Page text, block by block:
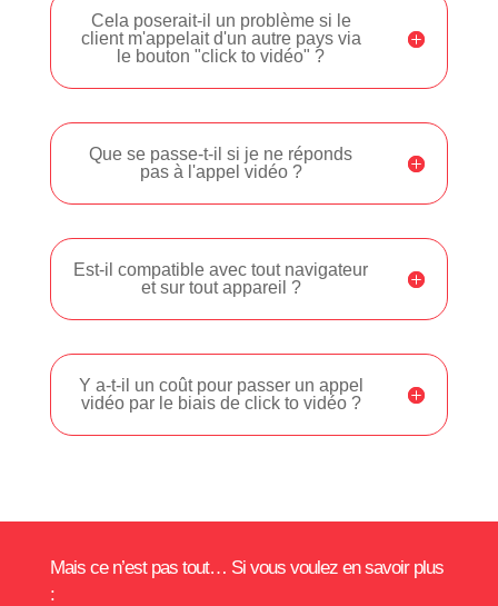
Cela poserait-il un problème si le
client m'appelait d'un autre pays via
le bouton "click to vidéo" ?
Que se passe-t-il si je ne réponds
pas à l'appel vidéo ?
Est-il compatible avec tout navigateur
et sur tout appareil ?
Y a-t-il un coût pour passer un appel
vidéo par le biais de click to vidéo ?
Mais ce n’est pas tout… Si vous voulez en savoir plus
: